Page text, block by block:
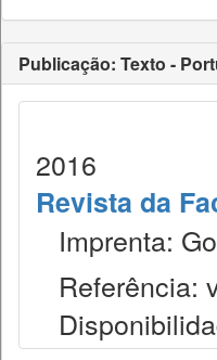
Publicação: Texto -
2016
Revista da
Imprenta:
Referência: